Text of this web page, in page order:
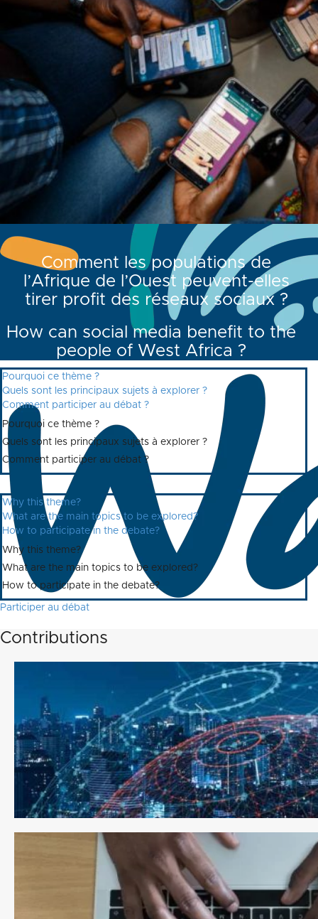
Comment les populations de
l’Afrique de l’Ouest peuvent-elles
tirer profit des réseaux sociaux ?
How can social media benefit to the
people of West Africa ?
Pourquoi ce thème ?
Quels sont les principaux sujets à explorer ?
Comment participer au débat ?
Pourquoi ce thème ?
Quels sont les principaux sujets à explorer ?
Comment participer au débat ?
Why this theme?
What are the main topics to be explored?
How to participate in the debate?
Why this theme?
What are the main topics to be explored?
How to participate in the debate?
Participer au débat
Contributions